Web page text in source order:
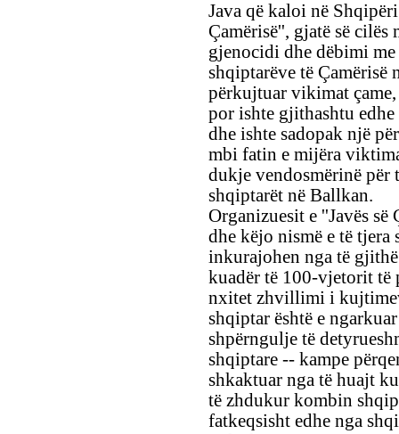
Java që kaloi në
Çamërisë'', gjatë së
gjenocidi dhe dëbimi
shqiptarëve të
përkujtuar vikimat
por ishte gjithashtu
dhe ishte sadopak një
mbi fatin e mijëra
dukje vendosmërinë për
shqiptarët në Ballkan.
Organizuesit e ''Javës së
dhe këjo nismë e të tjera
inkurajohen nga të
kuadër të 100-vjetorit të
nxitet zhvillimi i
shqiptar është e
shpërngulje të
shqiptare -- kampe
shkaktuar nga të huajt
të zhdukur kombin
fatkeqsisht edhe nga